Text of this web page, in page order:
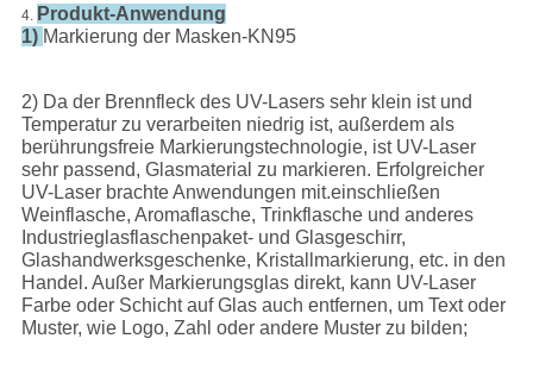
4.
Produkt-Anwendung
1) Markierung der Masken-KN95
2) Da der Brennfleck des UV-Lasers sehr klein ist und
Temperatur zu verarbeiten niedrig ist, außerdem als
berührungsfreie Markierungstechnologie, ist UV-Laser
sehr passend, Glasmaterial zu markieren. Erfolgreicher
UV-Laser brachte Anwendungen mit.einschließen
Weinflasche, Aromaflasche, Trinkflasche und anderes
Industrieglasflaschenpaket- und Glasgeschirr,
Glashandwerksgeschenke, Kristallmarkierung, etc. in den
Handel. Außer Markierungsglas direkt, kann UV-Laser
Farbe oder Schicht auf Glas auch entfernen, um Text oder
Muster, wie Logo, Zahl oder andere Muster zu bilden;